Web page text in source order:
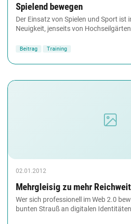
Spielend bewegen
Der Einsatz von Spielen und Sport ist
Neuigkeit, jenseits von
Beitrag Training
02.01.2012
Mehrgleisig zu mehr
Wer sich professionell im Web 2.0
bunten Strauß an digitalen